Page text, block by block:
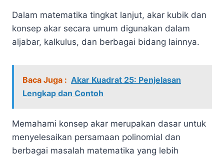
Dalam matematika tingkat lanjut, akar kubik dan
konsep akar secara umum digunakan dalam
aljabar, kalkulus, dan berbagai bidang lainnya.
Baca Juga : Akar Kuadrat 25: Penjelasan
Lengkap dan Contoh
Memahami konsep akar merupakan dasar untuk
menyelesaikan persamaan polinomial dan
berbagai masalah matematika yang lebih